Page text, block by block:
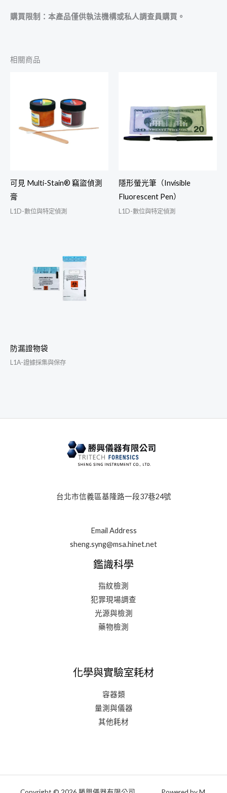
購買限制：本產品僅供執法機構或私人調查員購買。
相關商品
可見 Multi-Stain® 竊盜偵測
膏
L1D-數位與特定偵測
隱形螢光筆（Invisible
Fluorescent Pen）
L1D-數位與特定偵測
防漏證物袋
L1A-證據採集與保存
台北市信義區基隆路一段37巷24號
Email Address
sheng.syng@msa.hinet.net
鑑識科學
指紋檢測
犯罪現場調查
光源與檢測
藥物檢測
化學與實驗室耗材
容器類
量測與儀器
其他耗材